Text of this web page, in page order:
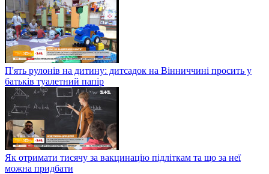
П'ять рулонів на дитину: дитсадок на Вінниччині просить у
батьків туалетний папір
Як отримати тисячу за вакцинацію підліткам та що за неї
можна придбати